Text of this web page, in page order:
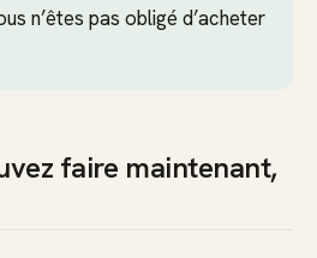
n’êtes pas obligé d’acheter
faire maintenant,